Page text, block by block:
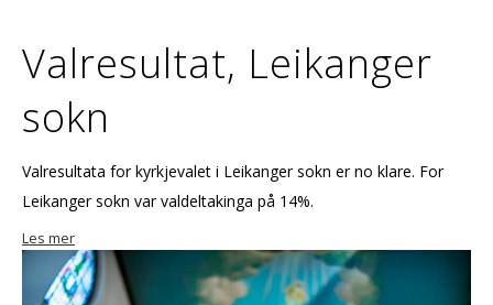
Valresultat, Leikanger
sokn
Valresultata for kyrkjevalet i Leikanger sokn er no klare. For
Leikanger sokn var valdeltakinga på 14%.
Les mer